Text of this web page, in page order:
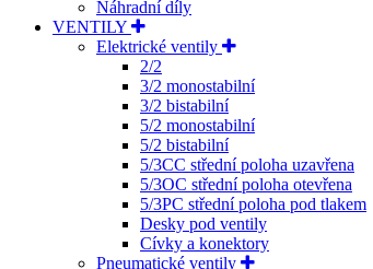
Náhradní díly
VENTILY
Elektrické ventily
2/2
3/2 monostabilní
3/2 bistabilní
5/2 monostabilní
5/2 bistabilní
5/3CC střední poloha uzavřena
5/3OC střední poloha otevřena
5/3PC střední poloha pod tlakem
Desky pod ventily
Cívky a konektory
Pneumatické ventily